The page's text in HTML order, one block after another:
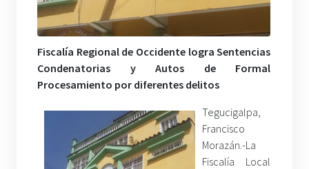
Fiscalía Regional de Occidente logra Sentencias
Condenatorias y Autos de Formal
Procesamiento por diferentes delitos
Tegucigalpa,
Francisco
Morazán.-La
Fiscalía Local